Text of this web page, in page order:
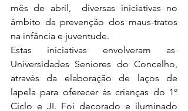
mês de abril,  diversas iniciativas no
âmbito da prevenção dos maus-tratos
na infância e juventude.
Estas iniciativas envolveram as
Universidades Seniores do Concelho,
através da elaboração de laços de
lapela para oferecer às crianças do 1º
Ciclo e JI. Foi decorado e iluminado